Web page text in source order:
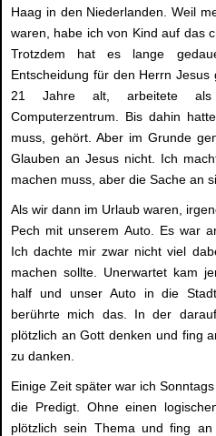
Haag in den Niederlanden. Weil
waren, habe ich von Kind auf das
Trotzdem hat es lange
Entscheidung für den Herrn
21 Jahre alt, arbeitete als
Computerzentrum. Bis dahin
muss, gehört. Aber im Grunde
Glauben an Jesus nicht. Ich
machen muss, aber die Sache an
Als wir dann im Urlaub waren,
Pech mit unserem Auto. Es war
Ich dachte mir zwar nicht viel
machen sollte. Unerwartet kam
half und unser Auto in die
berührte mich das. In der
plötzlich an Gott denken und fing
zu danken.
Einige Zeit später war ich
die Predigt. Ohne einen
plötzlich sein Thema und fing